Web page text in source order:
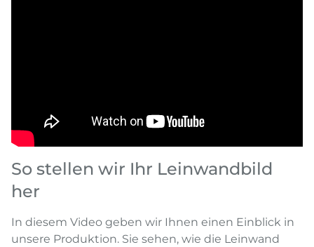
So stellen wir Ihr Leinwandbild
her
In diesem Video geben wir Ihnen einen Einblick in
unsere Produktion. Sie sehen, wie die Leinwand